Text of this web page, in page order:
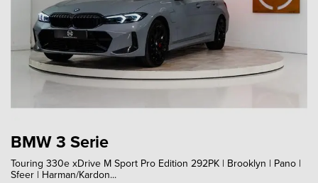
BMW 3 Serie
Touring 330e xDrive M Sport Pro Edition 292PK | Brooklyn | Pano |
Sfeer | Harman/Kardon...